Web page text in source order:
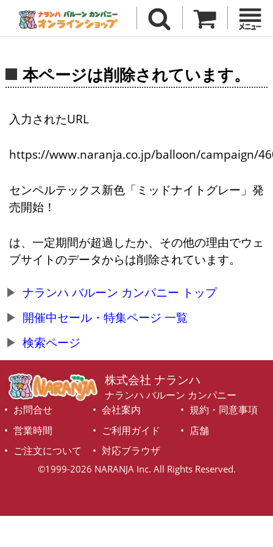
本ページは削除されています。
入力されたURL
https://www.naranja.co.jp/balloon/campaign/
センペルテックス新色「ミッドナイトグレー」発
売開始！
は、一定期間が超過したか、その他の理由でウェ
ブサイトのデータからは削除されています。
ナランハ バルーン カンパニー トップ
開催中セール・特集ページ 一覧
検索ページ
株式会社 ナランハ
ナランハ バルーン カンパニー
お問合せ
会社案内
規約・同意事項
営業時間
ご利用ガイド
店舗
ご注文について
対応ブラウザ
©1999-2026 NARANJA Inc. All Rights Reserved.